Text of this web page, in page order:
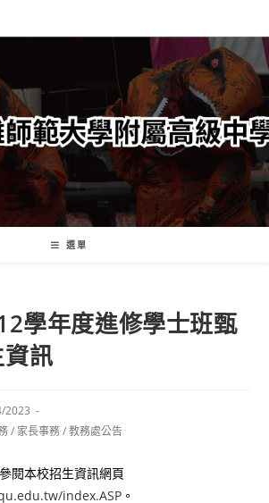
選單
學年度進修學士班甄
訊
2023
/ 家長事務/教務處公告
閱本校招生資訊網頁
index.ASP 。